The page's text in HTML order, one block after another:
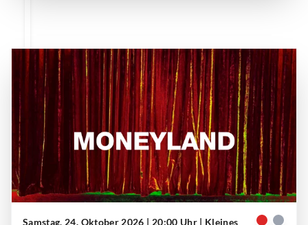
Samstag, 24. Oktober 2026 | 20:00 Uhr | Kleines